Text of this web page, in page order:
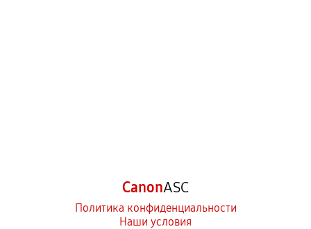
CanonASC
Политика конфиденциальности
Наши условия